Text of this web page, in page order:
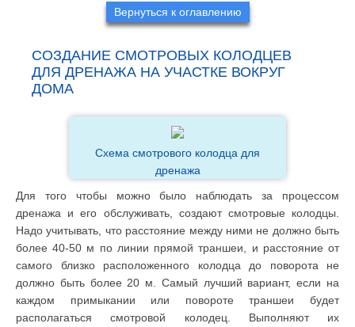
Вернуться к оглавлению
СОЗДАНИЕ СМОТРОВЫХ КОЛОДЦЕВ
ДЛЯ ДРЕНАЖА НА УЧАСТКЕ ВОКРУГ
ДОМА
Схема смотрового колодца для
дренажа
Для того чтобы можно было наблюдать за процессом
дренажа и его обслуживать, создают смотровые колодцы.
Надо учитывать, что расстояние между ними не должно быть
более 40-50 м по линии прямой траншеи, и расстояние от
самого близко расположенного колодца до поворота не
должно быть более 20 м. Самый лучший вариант, если на
каждом примыкании или повороте траншеи будет
располагаться смотровой колодец. Выполняют их